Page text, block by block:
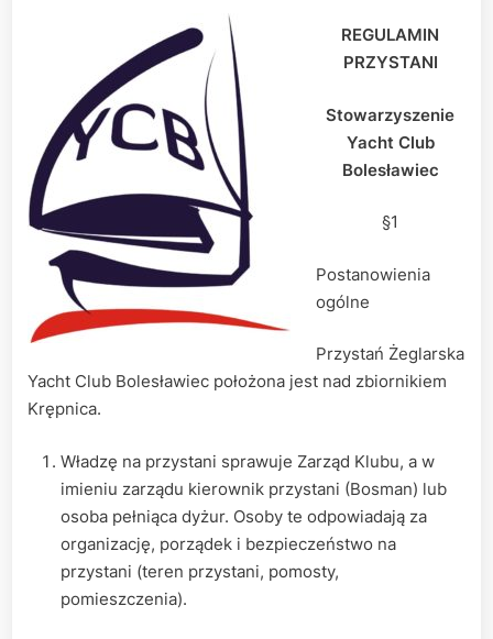
REGULAMIN
PRZYSTANI
Stowarzyszenie
Yacht Club
Bolesławiec
§1
Postanowienia
ogólne
Przystań Żeglarska
Yacht Club Bolesławiec położona jest nad zbiornikiem
Krępnica.
Władzę na przystani sprawuje Zarząd Klubu, a w
imieniu zarządu kierownik przystani (Bosman) lub
osoba pełniąca dyżur. Osoby te odpowiadają za
organizację, porządek i bezpieczeństwo na
przystani (teren przystani, pomosty,
pomieszczenia).